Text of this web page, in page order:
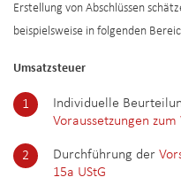
Erstellung von Abschlüssen
beispielsweise in folgenden
Umsatzsteuer
Individuelle
Voraussetzungen
Durchführung der
15a UStG